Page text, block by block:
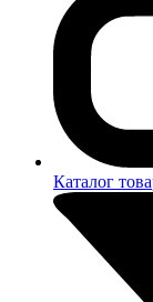
Каталог